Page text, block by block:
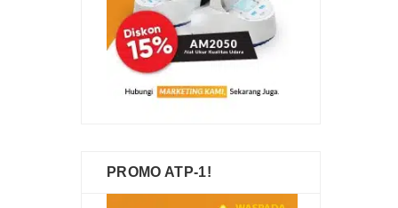
PROMO ATP-1!